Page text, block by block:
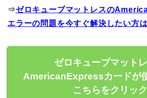
⇒ゼロキューブマットレスの
エラーの問題を今すぐ解決したい方
ゼロキューブマット
AmericanExpressカードが
こちらをクリック